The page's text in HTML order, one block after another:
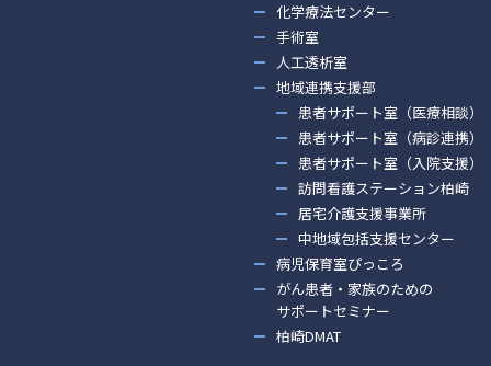
化学療法センター
手術室
人工透析室
地域連携支援部
患者サポート室（医療相談）
患者サポート室（病診連携）
患者サポート室（入院支援）
訪問看護ステーション柏崎
居宅介護支援事業所
中地域包括支援センター
病児保育室ぴっころ
がん患者・家族のための
サポートセミナー
柏崎DMAT